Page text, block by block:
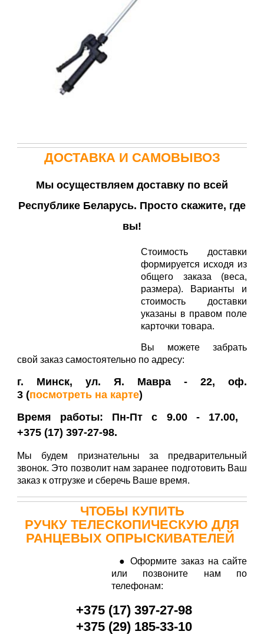
ДОСТАВКА И САМОВЫВОЗ
Мы осуществляем доставку по всей
Республике Беларусь. Просто скажите, где
вы!
Стоимость доставки
формируется исходя из
общего заказа (веса,
размера). Варианты и
стоимость доставки
указаны в правом поле
карточки товара.
Вы можете забрать
свой заказ самостоятельно по адресу:
г. Минск, ул. Я. Мавра - 22, оф.
3 (посмотреть на карте)
Время работы: Пн-Пт с 9.00 - 17.00,
+375 (17) 397-27-98.
Мы будем признательны за предварительный
звонок. Это позволит нам заранее подготовить Ваш
заказ к отгрузке и сберечь Ваше время.
ЧТОБЫ КУПИТЬ
РУЧКУ ТЕЛЕСКОПИЧЕСКУЮ ДЛЯ
РАНЦЕВЫХ ОПРЫСКИВАТЕЛЕЙ
● Оформите заказ на сайте
или позвоните нам по
телефонам:
+375 (17) 397-27-98
+375 (29) 185-33-10